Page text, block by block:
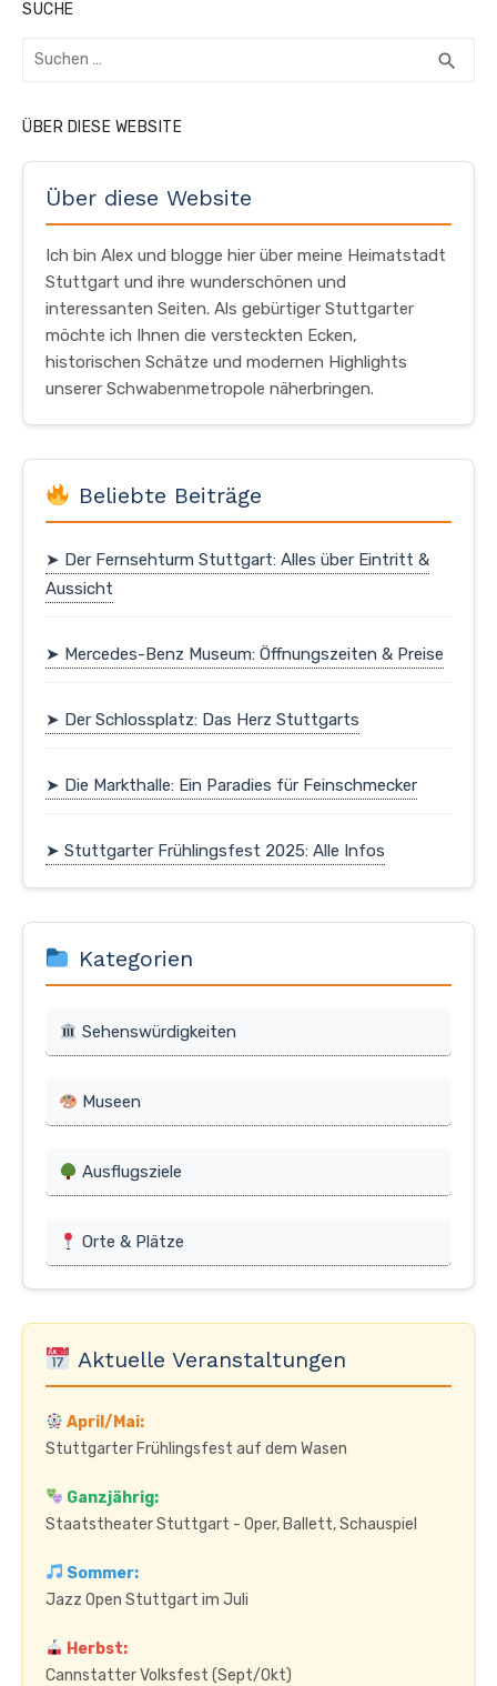
SUCHE
Suchen
search
ÜBER DIESE WEBSITE
Über diese Website
Ich bin Alex und blogge hier über meine Heimatstadt
Stuttgart und ihre wunderschönen und
interessanten Seiten. Als gebürtiger Stuttgarter
möchte ich Ihnen die versteckten Ecken,
historischen Schätze und modernen Highlights
unserer Schwabenmetropole näherbringen.
Beliebte Beiträge
➤ Der Fernsehturm Stuttgart: Alles über Eintritt &
Aussicht
➤ Mercedes-Benz Museum: Öffnungszeiten & Preise
➤ Der Schlossplatz: Das Herz Stuttgarts
➤ Die Markthalle: Ein Paradies für Feinschmecker
➤ Stuttgarter Frühlingsfest 2025: Alle Infos
Kategorien
Sehenswürdigkeiten
Museen
Ausflugsziele
Orte & Plätze
Aktuelle Veranstaltungen
April/Mai:
Stuttgarter Frühlingsfest auf dem Wasen
Ganzjährig:
Staatstheater Stuttgart - Oper, Ballett, Schauspiel
Sommer:
Jazz Open Stuttgart im Juli
Herbst:
Cannstatter Volksfest (Sept/Okt)